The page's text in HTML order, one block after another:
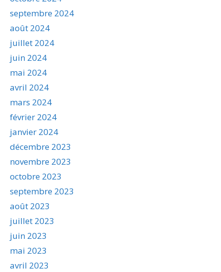
septembre 2024
août 2024
juillet 2024
juin 2024
mai 2024
avril 2024
mars 2024
février 2024
janvier 2024
décembre 2023
novembre 2023
octobre 2023
septembre 2023
août 2023
juillet 2023
juin 2023
mai 2023
avril 2023